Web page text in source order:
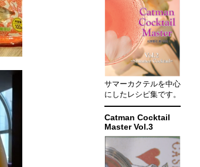
サマーカクテルを中心
にしたレシピ集です。
Catman Cocktail
Master Vol.3